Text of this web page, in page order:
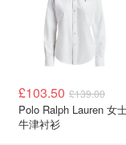
£103.50 £139.00
Polo Ralph Lauren 女士
牛津衬衫